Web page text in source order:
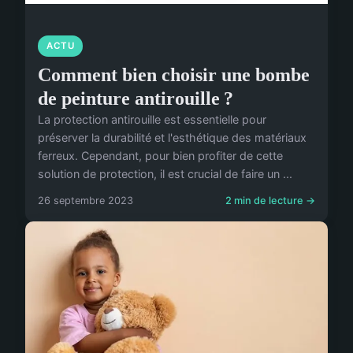
ACTU
Comment bien choisir une bombe
de peinture antirouille ?
La protection antirouille est essentielle pour
préserver la durabilité et l'esthétique des matériaux
ferreux. Cependant, pour bien profiter de cette
solution de protection, il est crucial de faire un ...
26 septembre 2023 2 min de lecture →